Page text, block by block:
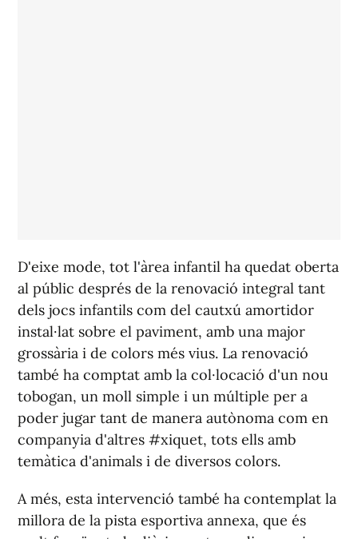
D'eixe mode, tot l'àrea infantil ha quedat oberta
al públic després de la renovació integral tant
dels jocs infantils com del cautxú amortidor
instal·lat sobre el paviment, amb una major
grossària i de colors més vius. La renovació
també ha comptat amb la col·locació d'un nou
tobogan, un moll simple i un múltiple per a
poder jugar tant de manera autònoma com en
companyia d'altres #xiquet, tots ells amb
temàtica d'animals i de diversos colors.
A més, esta intervenció també ha contemplat la
millora de la pista esportiva annexa, que és